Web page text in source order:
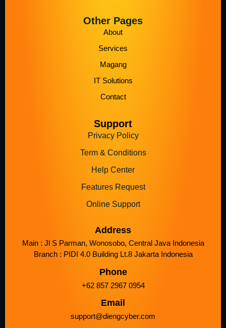
Other Pages
About
Services
Magang
IT Solutions
Contact
Support
Privacy Policy
Term & Conditions
Help Center
Features Request
Online Support
Address
Main : Jl S Parman, Wonosobo, Central Java Indonesia
Branch : PIDI 4.0 Building Lt.8 Jakarta Indonesia
Phone
+62 857 2967 0954
Email
support@diengcyber.com